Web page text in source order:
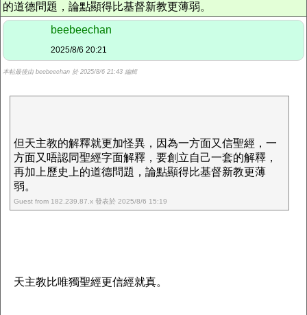
的道德問題，論點顯得比基督新教更薄弱。
beebeechan
2025/8/6 20:21
本帖最後由 beebeechan 於 2025/8/6 21:43 編輯
但天主教的解釋就更加怪異，因為一方面又信聖經，一
方面又唔認同聖經字面解釋，要創立自己一套的解釋，
再加上歷史上的道德問題，論點顯得比基督新教更薄
弱。
Guest from 182.239.87.x 發表於 2025/8/6 15:19
天主教比唯獨聖經更信經就真。